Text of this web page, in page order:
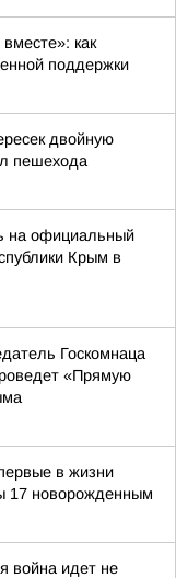
как
поддержки
двойную
пешехода
на официальный
Крым в
Госкомнаца
«Прямую
в жизни
17 новорожденным
война идет не